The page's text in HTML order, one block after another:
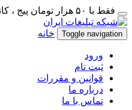
فقط با ۵۰ هزار تومان پیج ، کانال ، گروه و کسب و کار خود را تبلیغات کنید
Toggle navigation خانه
ورود
ثبت نام
قوانین و مقررات
درباره ما
تماس با ما